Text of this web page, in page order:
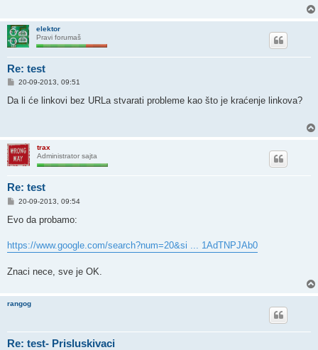
elektor
Pravi forumaš
Re: test
P
s
20-09-2013, 09:51
Da li će linkovi bez URLa stvarati probleme kao što je kraćenje linkova?
trax
Administrator sajta
Re: test
P
s
20-09-2013, 09:54
Evo da probamo:
https://www.google.com/search?num=20&si ... 1AdTNPJAb0
Znaci nece, sve je OK.
rangog
Re: test- Prisluskivaci